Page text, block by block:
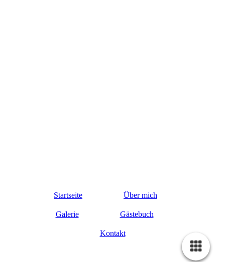
Startseite Über mich
Galerie Gästebuch
Kontakt